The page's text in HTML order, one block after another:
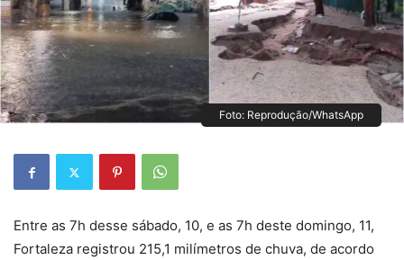
Foto: Reprodução/WhatsApp
Entre as 7h desse sábado, 10, e as 7h deste domingo, 11,
Fortaleza registrou 215,1 milímetros de chuva, de acordo